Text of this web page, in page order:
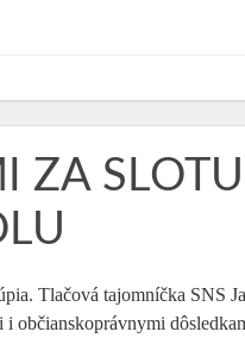
ZA SLOTU
Tlačová tajomníčka SNS
i občianskoprávnymi